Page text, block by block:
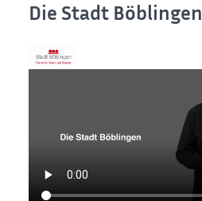
Die Stadt Böblingen